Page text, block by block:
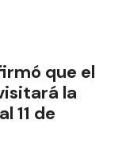
que el
la
11 de